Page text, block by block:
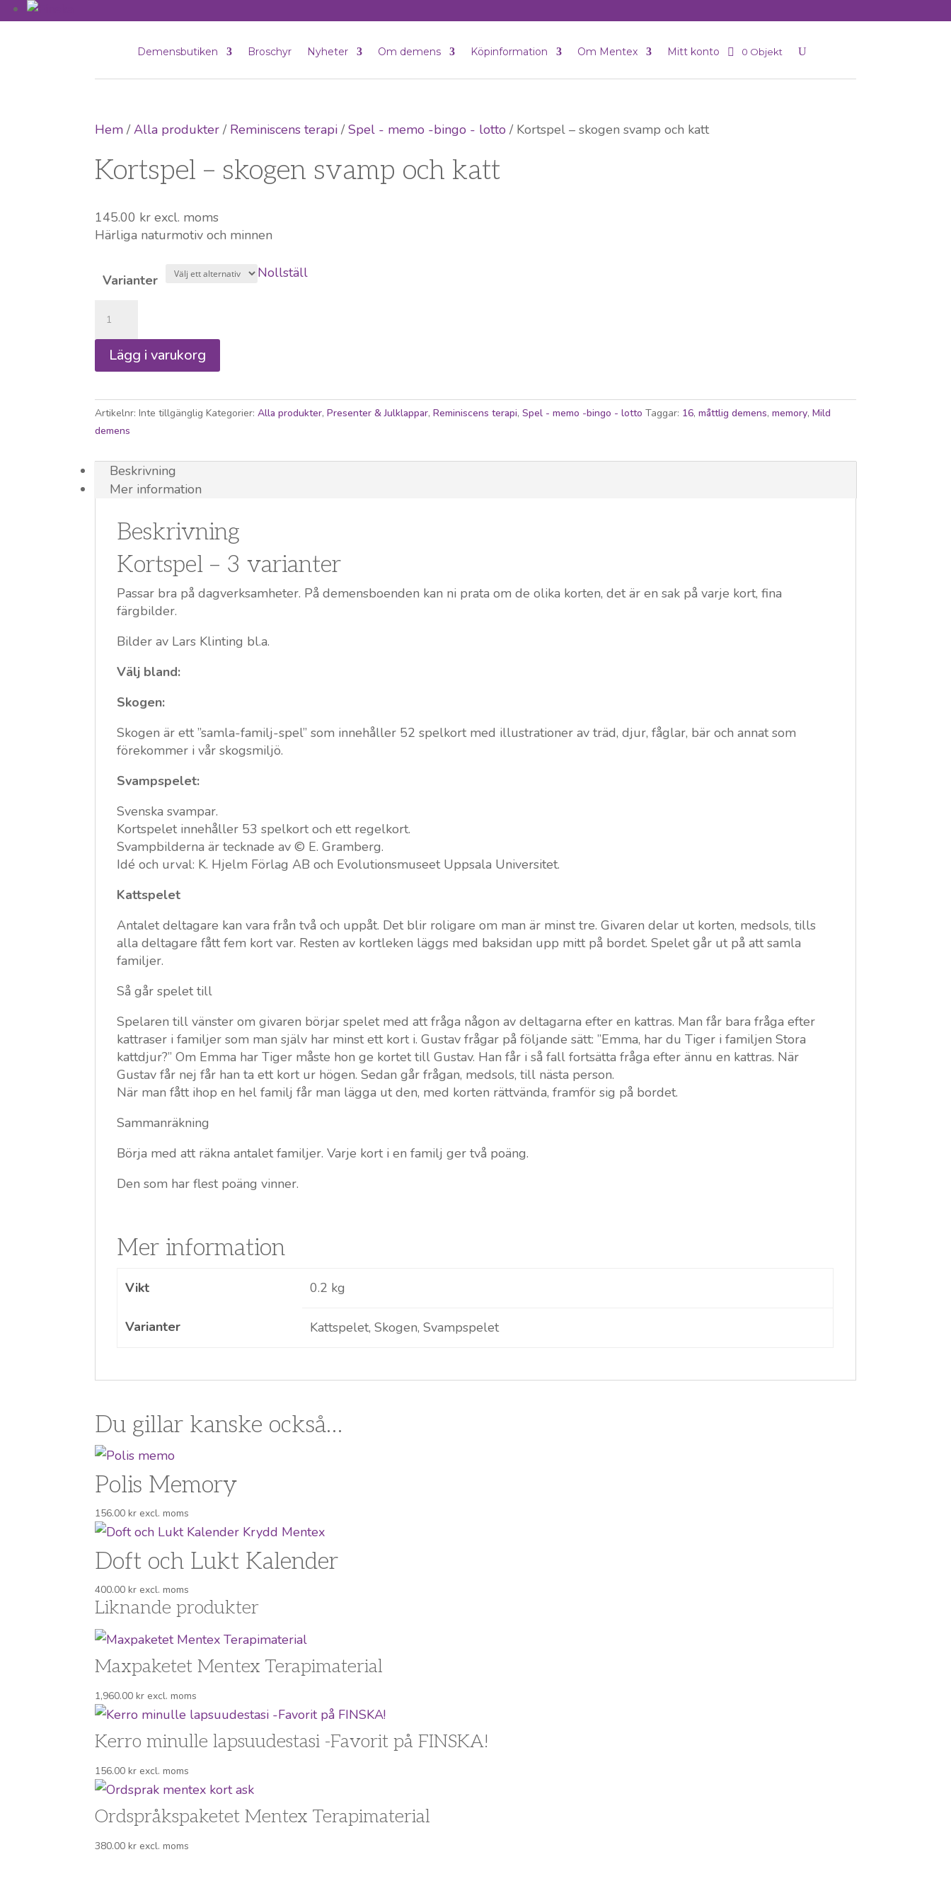
Demensbutiken Broschyr Nyheter Om demens Köpinformation Om Mentex Mitt konto 0 Objekt
Hem /Alla produkter / Reminiscens terapi /Spel - memo -bingo - lotto / Kortspel – skogen svamp och katt
Kortspel – skogen svamp och katt
145.00 kr excl. moms
Härliga naturmotiv och minnen
Varianter Nollställ
skogen
svamp
katt
mängd
Lägg i varukorg
Artikelnr:Inte tillgänglig Kategorier:Alla produkter,Presenter & Julklappar,Reminiscens terapi,Spel - memo -bingo - lotto Taggar: 16,måttlig demens,memory,Mild
demens
Beskrivning
Mer information
Beskrivning
Kortspel – 3 varianter
Passar bra på dagverksamheter. På demensboenden kan ni prata om de olika korten, det är en sak på varje kort, fina
färgbilder.
Bilder av Lars Klinting bl.a.
Välj bland:
Skogen:
Skogen är ett ”samla-familj-spel” som innehåller 52 spelkort med illustrationer av träd, djur, fåglar, bär och annat som
förekommer i vår skogsmiljö.
Svampspelet:
Svenska svampar.
Kortspelet innehåller 53 spelkort och ett regelkort.
Svampbilderna är tecknade av © E. Gramberg.
Idé och urval: K. Hjelm Förlag AB och Evolutionsmuseet Uppsala Universitet.
Kattspelet
Antalet deltagare kan vara från två och uppåt. Det blir roligare om man är minst tre. Givaren delar ut korten, medsols, tills
alla deltagare fått fem kort var. Resten av kortleken läggs med baksidan upp mitt på bordet. Spelet går ut på att samla
familjer.
Så går spelet till
Spelaren till vänster om givaren börjar spelet med att fråga någon av deltagarna efter en kattras. Man får bara fråga efter
kattraser i familjer som man själv har minst ett kort i. Gustav frågar på följande sätt: ”Emma, har du Tiger i familjen Stora
kattdjur?” Om Emma har Tiger måste hon ge kortet till Gustav. Han får i så fall fortsätta fråga efter ännu en kattras. När
Gustav får nej får han ta ett kort ur högen. Sedan går frågan, medsols, till nästa person.
När man fått ihop en hel familj får man lägga ut den, med korten rättvända, framför sig på bordet.
Sammanräkning
Börja med att räkna antalet familjer. Varje kort i en familj ger två poäng.
Den som har flest poäng vinner.
Mer information
Vikt 0.2 kg
Varianter Kattspelet, Skogen, Svampspelet
Du gillar kanske också…
Polis Memory
156.00kr excl. moms
Doft och Lukt Kalender
400.00kr excl. moms
Liknande produkter
Maxpaketet Mentex Terapimaterial
1,960.00kr excl. moms
Kerro minulle lapsuudestasi -Favorit på FINSKA!
156.00kr excl. moms
Ordspråkspaketet Mentex Terapimaterial
380.00kr excl. moms